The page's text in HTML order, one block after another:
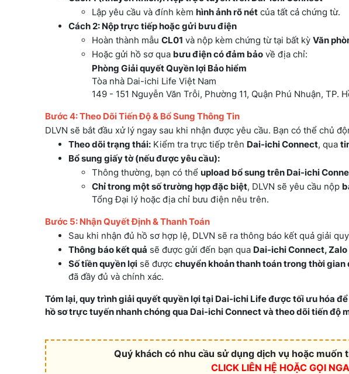
Lập yêu cầu và đính kèm hình ảnh rõ nét của tất cả chứng từ.
Cách 2: Nộp trực tiếp hoặc gửi bưu điện
Hoàn thành mẫu CL01 và nộp kèm chứng từ tại bất kỳ Văn
Hoặc gửi hồ sơ qua bưu điện có đảm bảo về địa chỉ:
Phòng Giải quyết Quyền lợi Bảo hiểm
Tòa nhà Dai-ichi Life Việt Nam
149 - 151 Nguyễn Văn Trỗi, Phường 11, Quận Phú Nhuận, TP.
Bước 4: Theo Dõi Tiến Độ & Bổ Sung Thông Tin
DLVN sẽ bắt đầu xử lý ngay sau khi nhận được yêu cầu. Bạn có thể chủ
Theo dõi trạng thái: Kiểm tra trực tiếp trên Dai-ichi Connect, qua
Bổ sung giấy tờ (nếu được yêu cầu):
Thông thường, bạn có thể upload bổ sung trên Dai-ichi
Chỉ trong một số trường hợp đặc biệt, DLVN sẽ yêu cầu nộp
Tổng Đại lý hoặc địa chỉ bưu điện nêu trên.
Bước 5: Nhận Quyết Định & Thanh Toán
Sau khi nhận đủ hồ sơ hợp lệ, DLVN sẽ ra thông báo kết quả giải
Thông báo kết quả sẽ được gửi đến bạn qua Dai-ichi Connect,
Số tiền quyền lợi sẽ được chuyển khoản thanh toán trong thời gian
đã đầy đủ và chính xác.
Tóm lại, quy trình giải quyết quyền lợi tại Dai-ichi Life được tối ưu hóa
hồ sơ trực tuyến nhanh chóng qua Dai-ichi Connect và theo dõi tiến độ
Quý khách có nhu cầu sử dụng dịch vụ hoặc muốn
CLICK LIÊN HỆ HOẶC GỌI